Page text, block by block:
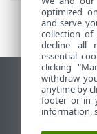
Rodyti
End of Life
ESET žinių
optimized
and serve
collection of
decline all
essential
clicking
withdraw
anytime by
footer or in
information,